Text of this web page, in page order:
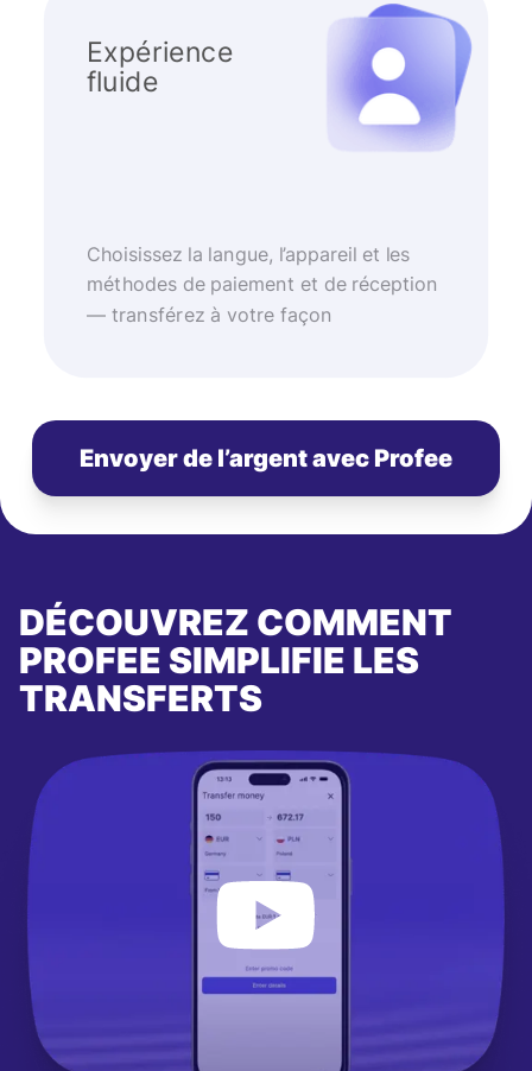
Expérience
fluide
Choisissez la langue, l’appareil et les
méthodes de paiement et de réception
— transférez à votre façon
Envoyer de l’argent avec Profee
DÉCOUVREZ COMMENT
PROFEE SIMPLIFIE LES
TRANSFERTS